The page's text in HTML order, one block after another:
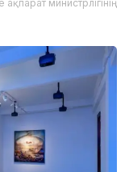
министрлігінің